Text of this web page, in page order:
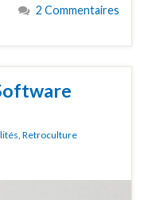
2 Commentaires
, Retroculture